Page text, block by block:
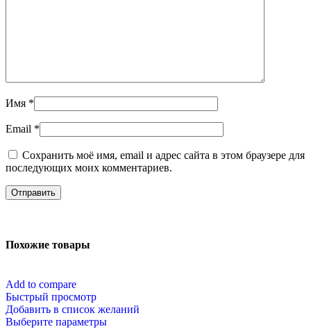
Имя *
Email *
Сохранить моё имя, email и адрес сайта в этом браузере для
последующих моих комментариев.
Похожие товары
Add to compare
Быстрый просмотр
Добавить в список желаний
Выберите параметры